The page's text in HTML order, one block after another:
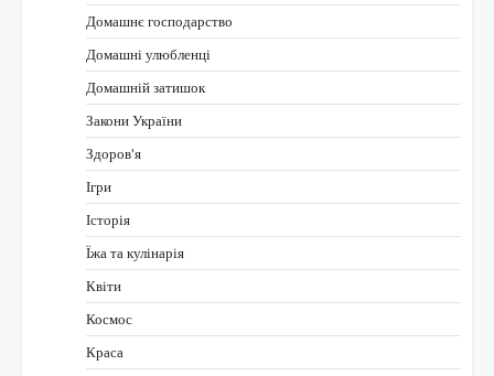
Домашнє господарство
Домашні улюбленці
Домашній затишок
Закони України
Здоров'я
Ігри
Історія
Їжа та кулінарія
Квіти
Космос
Краса